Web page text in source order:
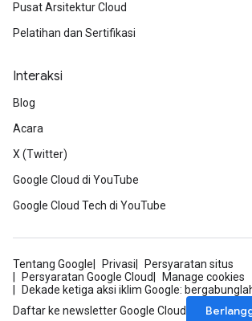
Pusat Arsitektur Cloud
Pelatihan dan Sertifikasi
Interaksi
Blog
Acara
X (Twitter)
Google Cloud di YouTube
Google Cloud Tech di YouTube
Tentang Google Privasi
Persyaratan situs
Persyaratan Google Cloud
Manage cookies
Dekade ketiga aksi iklim Google:
Daftar ke newsletter Google Cloud